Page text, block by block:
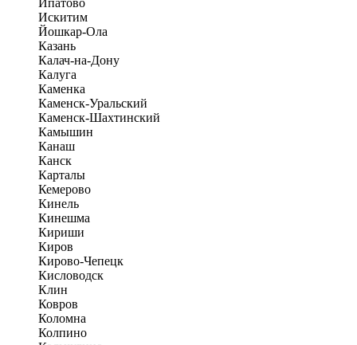
Ипатово
Искитим
Йошкар-Ола
Казань
Калач-на-Дону
Калуга
Каменка
Каменск-Уральский
Каменск-Шахтинский
Камышин
Канаш
Канск
Карталы
Кемерово
Кинель
Кинешма
Кириши
Киров
Кирово-Чепецк
Кисловодск
Клин
Ковров
Коломна
Колпино